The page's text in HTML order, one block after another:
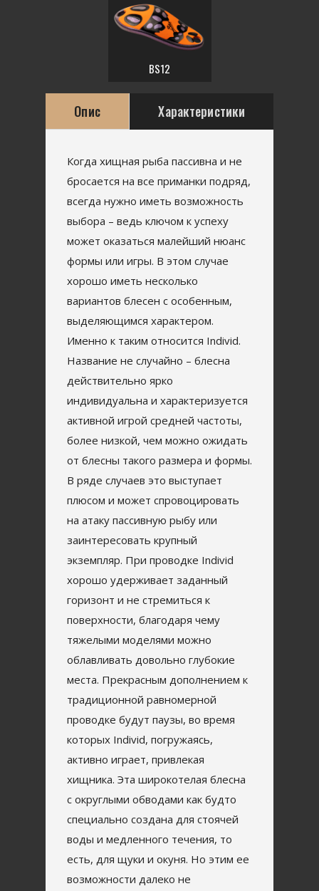
BS12
Опис Характеристики
Когда хищная рыба пассивна и не
бросается на все приманки подряд,
всегда нужно иметь возможность
выбора – ведь ключом к успеху
может оказаться малейший нюанс
формы или игры. В этом случае
хорошо иметь несколько
вариантов блесен с особенным,
выделяющимся характером.
Именно к таким относится Individ.
Название не случайно – блесна
действительно ярко
индивидуальна и характеризуется
активной игрой средней частоты,
более низкой, чем можно ожидать
от блесны такого размера и формы.
В ряде случаев это выступает
плюсом и может спровоцировать
на атаку пассивную рыбу или
заинтересовать крупный
экземпляр. При проводке Individ
хорошо удерживает заданный
горизонт и не стремиться к
поверхности, благодаря чему
тяжелыми моделями можно
облавливать довольно глубокие
места. Прекрасным дополнением к
традиционной равномерной
проводке будут паузы, во время
которых Individ, погружаясь,
активно играет, привлекая
хищника. Эта широкотелая блесна
с округлыми обводами как будто
специально создана для стоячей
воды и медленного течения, то
есть, для щуки и окуня. Но этим ее
возможности далеко не